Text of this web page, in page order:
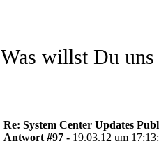
Was willst Du uns
Re: System Center Updates
Antwort #97 - 19.03.12 um